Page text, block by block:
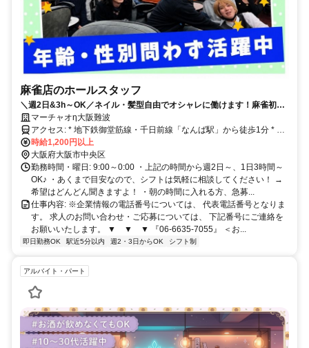
麻雀店のホールスタッフ
＼週2日&3h～OK／ネイル・髪型自由でオシャレに働けます！麻雀初心
者も大歓迎！
マーチャオη大阪難波
アクセス: * 地下鉄御堂筋線・千日前線「なんば駅」から徒歩1分 * 近
鉄「難波駅」から徒歩3分 * 南海「難波駅」から徒歩4分
時給1,200円以上
大阪府大阪市中央区
勤務時間・曜日: 9:00～0:00 ・上記の時間から週2日～、1日3時間～
OK♪ ・あくまで目安なので、シフトは気軽に相談してください！ →
希望はどんどん聞きますよ！ ・朝の時間に入れる方、急募...
仕事内容: ※企業情報の電話番号については、 代表電話番号となりま
す。 求人のお問い合わせ・ご応募については、 下記番号にご連絡を
お願いいたします。 ▼ ▼ ▼ 『06-6635-7055』 ＜お...
即日勤務OK 駅近5分以内 週2・3日からOK シフト制
アルバイト・パート